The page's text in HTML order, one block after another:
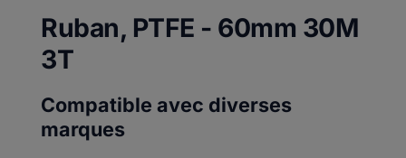
Ruban, PTFE - 60mm 30M
3T
Compatible avec diverses
marques